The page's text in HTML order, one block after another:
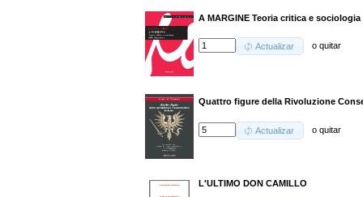
A MARGINE Teoria critica e
Actualizar oquitar
Quattro figure della Rivoluzione
Actualizar oquitar
L'ULTIMO DON CAMILLO